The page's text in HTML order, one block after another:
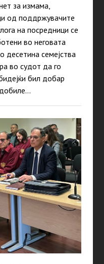
за измама,
од поддржувачите
на посредници се
во неговата
десетина семејства
во судот да го
бил добар